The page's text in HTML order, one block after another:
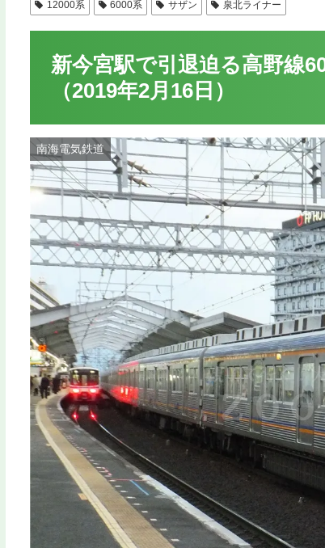
12000系 6000系 サザン 泉北ライナー
新今宮駅で引退迫る高野線
（2019年2月16日）
南海電気鉄道